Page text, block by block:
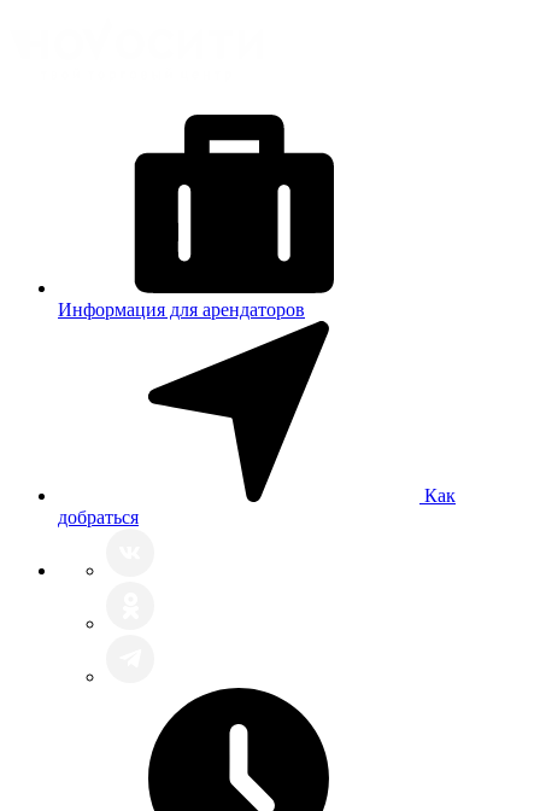
Информация для арендаторов
Как
добраться